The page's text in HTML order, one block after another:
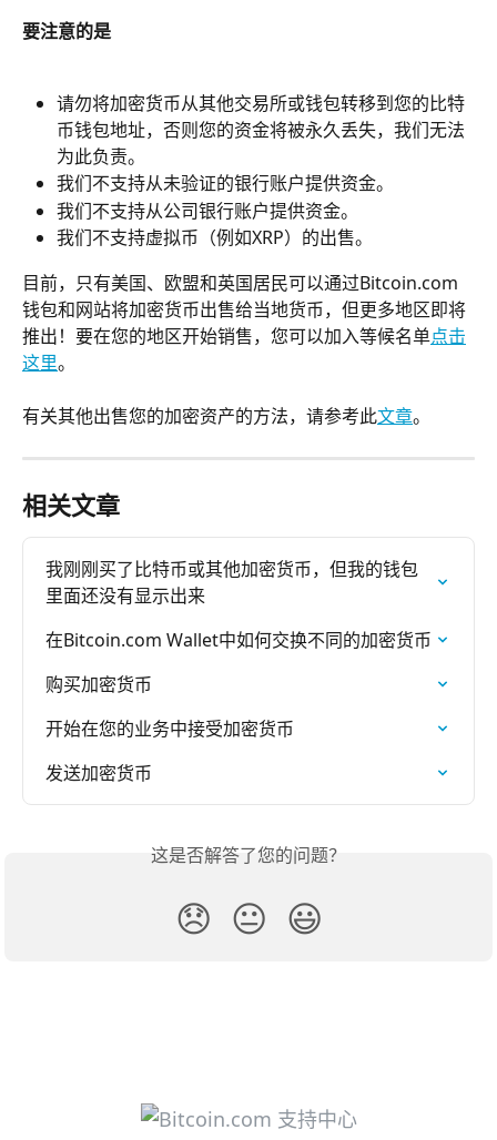
要注意的是
请勿将加密货币从其他交易所或钱包转移到您的比特
币钱包地址，否则您的资金将被永久丢失，我们无法
为此负责。
我们不支持从未验证的银行账户提供资金。
我们不支持从公司银行账户提供资金。
我们不支持虚拟币（例如XRP）的出售。
目前，只有美国、欧盟和英国居民可以通过Bitcoin.com
钱包和网站将加密货币出售给当地货币，但更多地区即将
推出！要在您的地区开始销售，您可以加入等候名单点击
这里。
有关其他出售您的加密资产的方法，请参考此文章。
相关文章
我刚刚买了比特币或其他加密货币，但我的钱包
里面还没有显示出来
在Bitcoin.com Wallet中如何交换不同的加密货币
购买加密货币
开始在您的业务中接受加密货币
发送加密货币
这是否解答了您的问题？
😞 😐 😃